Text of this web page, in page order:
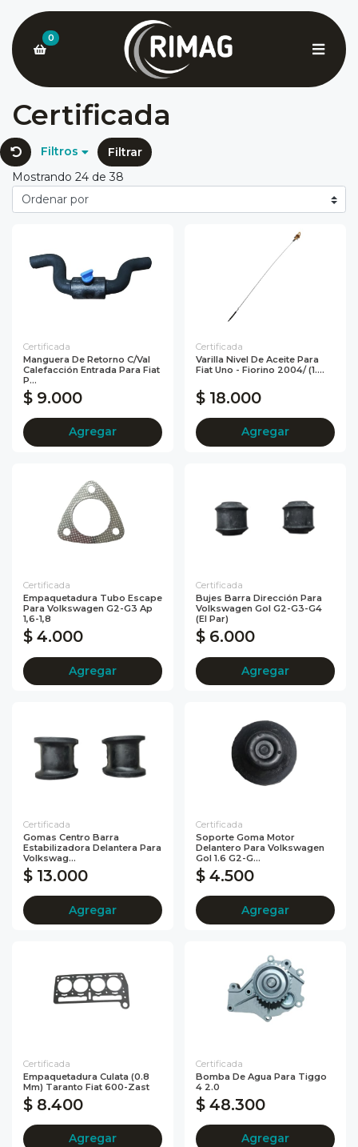
0
Certificada
Filtros
Filtrar
Mostrando 24 de 38
Certificada
Manguera De Retorno C/val
Calefacción Entrada Para Fiat
P...
$ 9.000
Agregar
Certificada
Varilla Nivel De Aceite Para
Fiat Uno - Fiorino 2004/ (1....
$ 18.000
Agregar
Certificada
Empaquetadura Tubo Escape
Para Volkswagen G2-G3 Ap
1,6-1,8
$ 4.000
Agregar
Certificada
Bujes Barra Dirección Para
Volkswagen Gol G2-G3-G4
(El Par)
$ 6.000
Agregar
Certificada
Gomas Centro Barra
Estabilizadora Delantera Para
Volkswag...
$ 13.000
Agregar
Certificada
Soporte Goma Motor
Delantero Para Volkswagen
Gol 1.6 G2-G...
$ 4.500
Agregar
Certificada
Empaquetadura Culata (0.8
Mm) Taranto Fiat 600-Zast
$ 8.400
Agregar
Certificada
Bomba De Agua Para Tiggo
4 2.0
$ 48.300
Agregar